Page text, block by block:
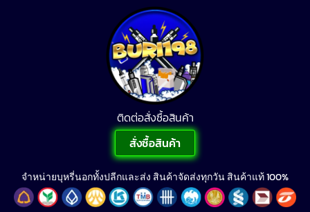
ติดต่อสั่งซื้อสินค้า
สั่งซื้อสินค้า
จำหน่ายบุหรี่นอกทั้งปลีกและส่ง สินค้าจัดส่งทุกวัน สินค้าแท้ 100%